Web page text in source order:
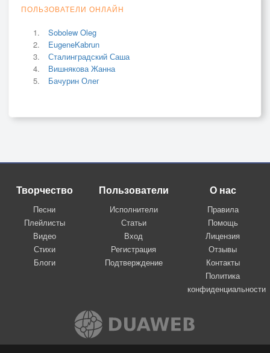
ПОЛЬЗОВАТЕЛИ ОНЛАЙН
Sobolew Oleg
EugeneKabrun
Сталинградский Саша
Вишнякова Жанна
Бачурин Олег
Творчество
Песни
Плейлисты
Видео
Стихи
Блоги
Пользователи
Исполнители
Статьи
Вход
Регистрация
Подтверждение
О нас
Правила
Помощь
Лицензия
Отзывы
Контакты
Политика
конфиденциальности